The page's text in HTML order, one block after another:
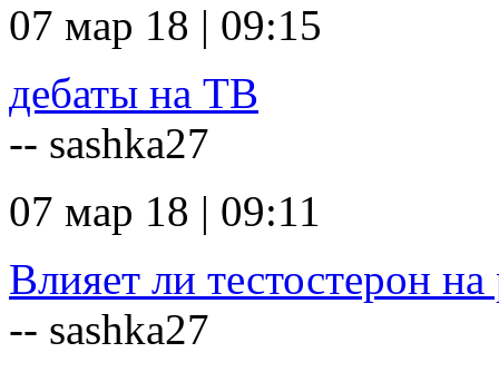
07 мар 18 | 09:15
дебаты на ТВ
-- sashka27
07 мар 18 | 09:11
Влияет ли тестостерон на
-- sashka27